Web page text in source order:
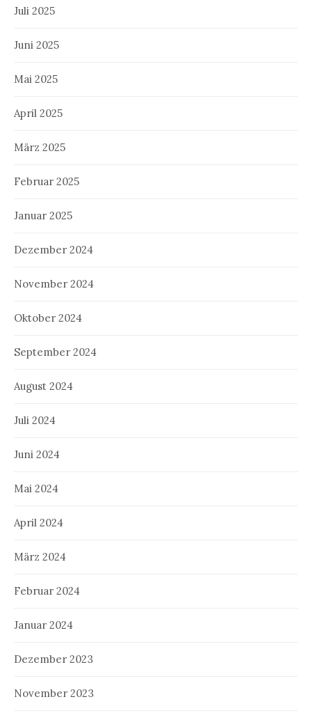
Juli 2025
Juni 2025
Mai 2025
April 2025
März 2025
Februar 2025
Januar 2025
Dezember 2024
November 2024
Oktober 2024
September 2024
August 2024
Juli 2024
Juni 2024
Mai 2024
April 2024
März 2024
Februar 2024
Januar 2024
Dezember 2023
November 2023